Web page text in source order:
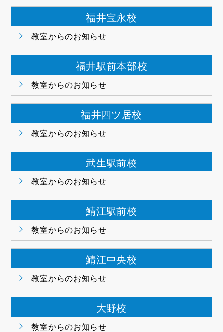
福井宝永校
教室からのお知らせ
福井駅前本部校
教室からのお知らせ
福井四ツ居校
教室からのお知らせ
武生駅前校
教室からのお知らせ
鯖江駅前校
教室からのお知らせ
鯖江中央校
教室からのお知らせ
大野校
教室からのお知らせ